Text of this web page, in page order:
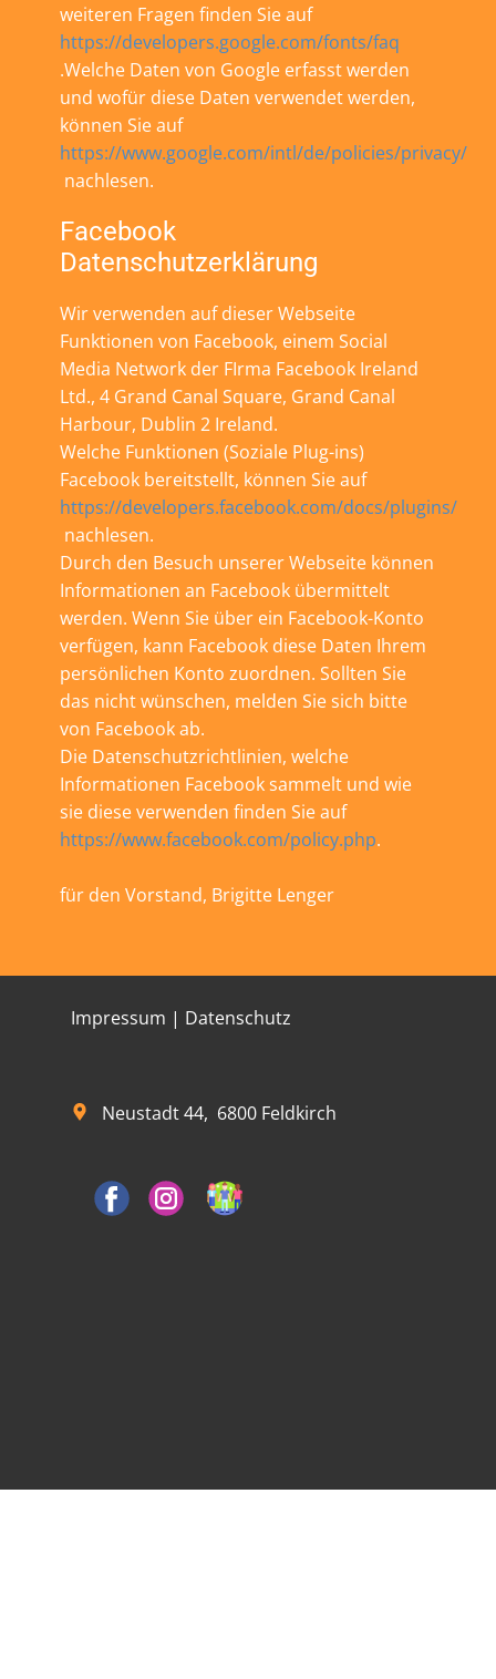
weiteren Fragen finden Sie auf
https://developers.google.com/fonts/faq
.Welche Daten von Google erfasst werden
und wofür diese Daten verwendet werden,
können Sie auf
https://www.google.com/intl/de/policies/privacy/
nachlesen.
Facebook
Datenschutzerklärung
Wir verwenden auf dieser Webseite
Funktionen von Facebook, einem Social
Media Network der FIrma Facebook Ireland
Ltd., 4 Grand Canal Square, Grand Canal
Harbour, Dublin 2 Ireland.
Welche Funktionen (Soziale Plug-ins)
Facebook bereitstellt, können Sie auf
https://developers.facebook.com/docs/plugins/
nachlesen.
Durch den Besuch unserer Webseite können
Informationen an Facebook übermittelt
werden. Wenn Sie über ein Facebook-Konto
verfügen, kann Facebook diese Daten Ihrem
persönlichen Konto zuordnen. Sollten Sie
das nicht wünschen, melden Sie sich bitte
von Facebook ab.
Die Datenschutzrichtlinien, welche
Informationen Facebook sammelt und wie
sie diese verwenden finden Sie auf
https://www.facebook.com/policy.php.
für den Vorstand, Brigitte Lenger
Impressum​ | Datenschutz
Neustadt 44, 6800 Feldkirch